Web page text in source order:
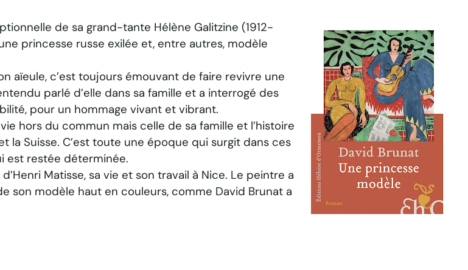
de sa grand-tante Hélène Galitzine (1912-
princesse russe exilée et, entre autres, modèle
aïeule, c’est toujours émouvant de faire revivre une
parlé d’elle dans sa famille et a interrogé des
pour un hommage vivant et vibrant.
hors du commun mais celle de sa famille et l’histoire
la Suisse. C’est toute une époque qui surgit dans ces
est restée déterminée.
Matisse, sa vie et son travail à Nice. Le peintre a
son modèle haut en couleurs, comme David Brunat a